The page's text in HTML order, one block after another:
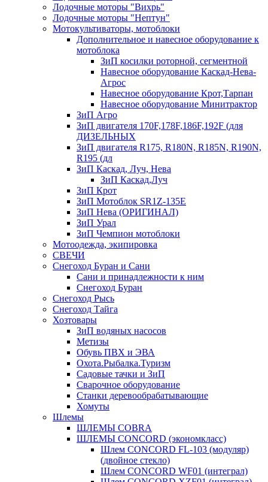
Лодочные моторы "Вихрь"
Лодочные моторы "Нептун"
Мотокультиваторы, мотоблоки
Дополнительное и навесное оборудование к
мотоблока
ЗиП косилки роторной, сегментной
Навесное оборудование Каскад-Нева-
Агрос
Навесное оборудование Крот,Тарпан
Навесное оборудование Минитрактор
ЗиП Агро
ЗиП двигателя 170F,178F,186F,192F (для
ДИЗЕЛЬНЫХ
ЗиП двигателя R175, R180N, R185N, R190N,
R195 (дл
ЗиП Каскад, Луч, Нева
ЗиП Каскад,Луч
ЗиП Крот
ЗиП Мотоблок SR1Z-135E
ЗиП Нева (ОРИГИНАЛ)
ЗиП Урал
ЗиП Чемпион мотоблоки
Мотоодежда, экипировка
СВЕЧИ
Снегоход Буран и Сани
Сани и принадлежности к ним
Снегоход Буран
Снегоход Рысь
Снегоход Тайга
Хозтовары
ЗиП водяных насосов
Метизы
Обувь ПВХ и ЭВА
Охота.Рыбалка.Туризм
Садовые тачки и ЗиП
Сварочное оборудование
Станки деревообрабатывающие
Хомуты
Шлемы
ШЛЕМЫ COBRA
ШЛЕМЫ CONCORD (экономкласс)
Шлем CONCORD FL-103 (модуляр)
(двойное стекло)
Шлем CONCORD WF01 (интеграл)